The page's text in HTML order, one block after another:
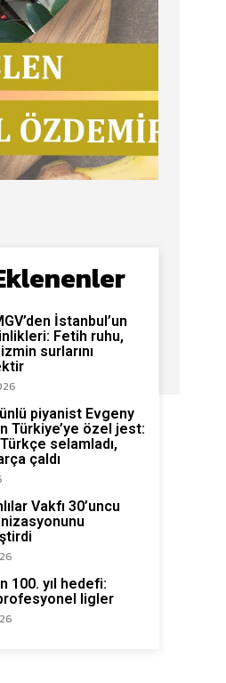
İstanbul’un
Fetih ruhu,
surlarını
piyanist Evgeny
Türkiye’ye özel jest:
selamladı,
çaldı
Vakfı 30’uncu
100. yıl hedefi:
ligler